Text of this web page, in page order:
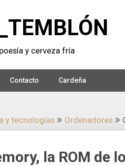
y cerveza frí­a
Contacto Cardeña
y tecnologí­as Ordenadores
la ROM de